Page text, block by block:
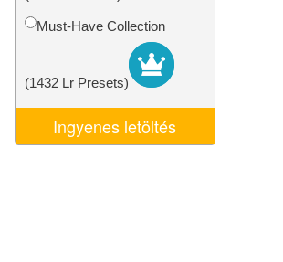
ServicesMust-Have Collection
(1432 Lr Presets)
Ingyenes letöltés